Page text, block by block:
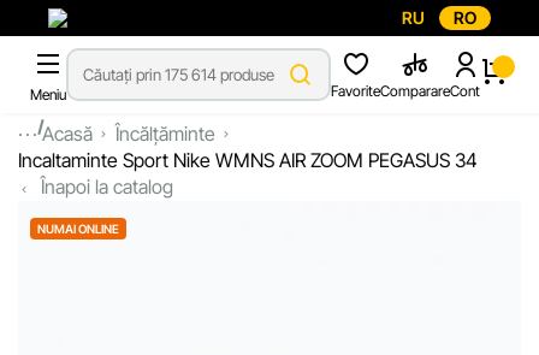
RU RO
Meniu FavoriteComparareCont
...Acasă
Încălțăminte
Incaltaminte Sport Nike WMNS AIR ZOOM PEGASUS 34
Înapoi la catalog
NUMAI ONLINE